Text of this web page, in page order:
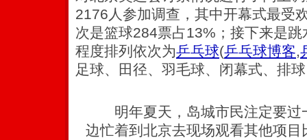
2176人参加调查，其中开幕式最受
次是篮球284票占13%；接下来是
程度排列依次为乒乓球(乒乓球博客,
足球、田径、羽毛球、闭幕式、排
明年夏天，岛城市民注定要过
边忙着到北京去现场观看其他项